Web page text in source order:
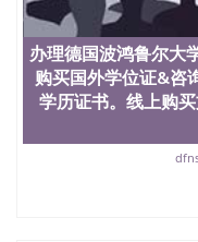
公司专业制作、办理
教育部学历学位认
文凭、假文凭假毕
理、仿制学位证书
证认证、留服认证
回国人员证明、留
位认证、留学生学
凭学历、美国文凭
办理德国波鸿鲁尔大
购买国外学位证&咨
学历证书。线上购